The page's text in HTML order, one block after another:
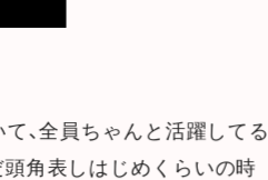
、全員ちゃんと活躍してる
角表しはじめくらいの時